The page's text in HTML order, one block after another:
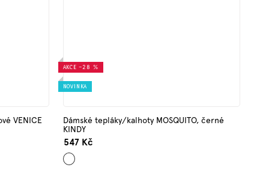
VENICE
AKCE –28 %
NOVINKA
Dámské tepláky/kalhoty MOSQUITO, černé
KINDY
547 Kč
Černá